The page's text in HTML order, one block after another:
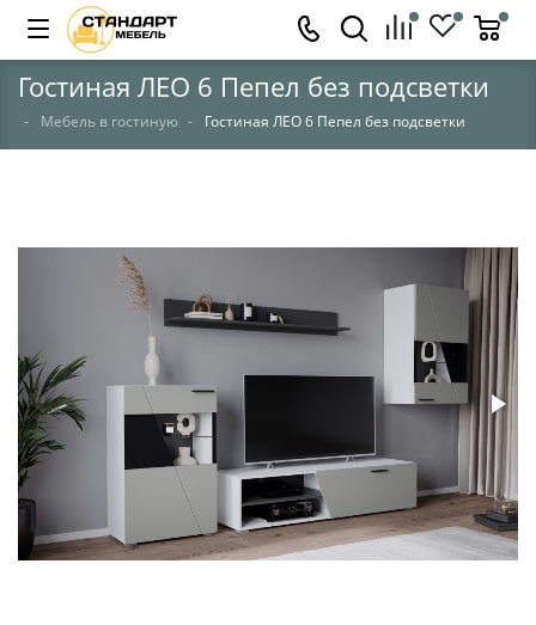
Гостиная ЛЕО 6 Пепел без подсветки
Мебель в гостиную Гостиная ЛЕО 6 Пепел без подсветки